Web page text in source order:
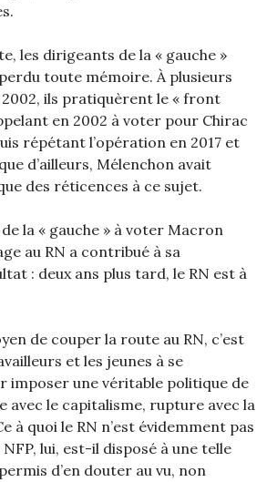
les dirigeants de la « gauche »
toute mémoire. À plusieurs
ils pratiquèrent le « front
en 2002 à voter pour Chirac
répétant l’opération en 2017 et
d’ailleurs, Mélenchon avait
des réticences à ce sujet.
de la « gauche » à voter Macron
au RN a contribué à sa
: deux ans plus tard, le RN est à
de couper la route au RN, c’est
et les jeunes à se
imposer une véritable politique de
avec le capitalisme, rupture avec la
à quoi le RN n’est évidemment pas
lui, est-il disposé à une telle
d’en douter au vu, non